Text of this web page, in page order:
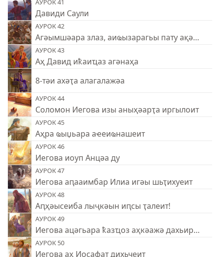
АУРОК 41
Давиди Саули
АУРОК 42
Агәымшәара злаз, аиҩызарагьы пату
АУРОК 43
Аҳ Давид иҟаиҵаз агәнаҳа
8-тәи ахәҭа алагалажәа
АУРОК 44
Соломон Иегова изы аныҳәарҭа иргылоит
АУРОК 45
Аҳра ҩыџьара аҽеиҩнашеит
АУРОК 46
Иегова иоуп Анцәа ду
АУРОК 47
Иегова аԥааимбар Илиа игәы шьҭихуеит
АУРОК 48
Аԥҳәысеиба лыҷкәын иԥсы ҭалеит!
АУРОК 49
Иегова ацәгьара ҟазҵоз аҳкәажә дахьирхәуеит
АУРОК 50
Иегова аҳ Иосафат дихьчеит